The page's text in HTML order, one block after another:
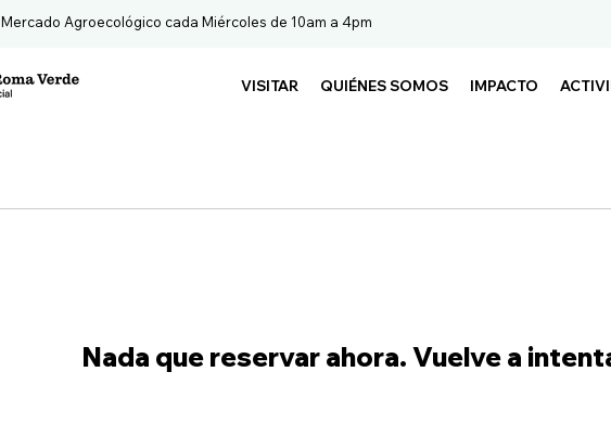
Mercado Agroecológico cada Miércoles de 10am a 4pm
VISITAR QUIÉNES SOMOS IMPACTO
Nada que reservar ahora. Vuelve a